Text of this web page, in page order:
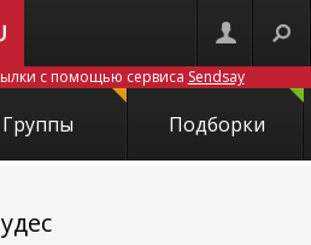
с помощью сервиса Sendsay
Группы Подборки